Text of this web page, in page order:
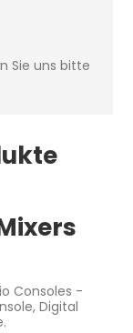
Sie uns bitte
Consoles -
Digital